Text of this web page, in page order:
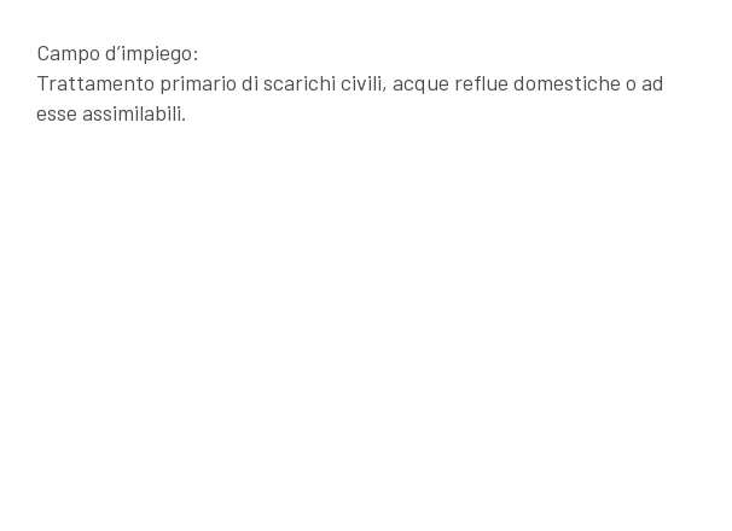
Campo d’impiego:
Trattamento primario di scarichi civili, acque reflue domestiche o ad
esse assimilabili.